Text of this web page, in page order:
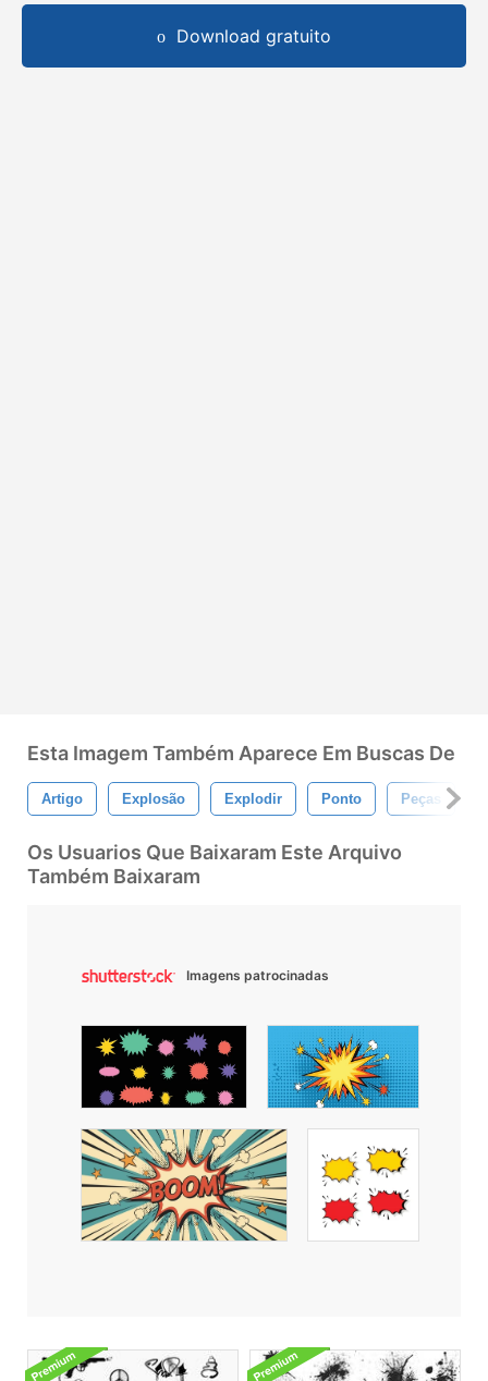
Download gratuito
Esta Imagem Também Aparece Em Buscas De
Artigo Explosão Explodir Ponto Peças
Os Usuarios Que Baixaram Este Arquivo
Também Baixaram
Imagens patrocinadas